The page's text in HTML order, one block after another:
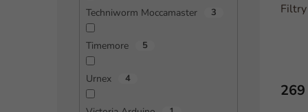
Techniworm Moccamaster 3
Timemore 5
Urnex 4
Filtry
269